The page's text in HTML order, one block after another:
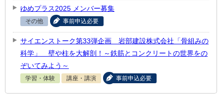
ゆめプラス2025 メンバー募集
その他 事前申込必要
サイエンストーク第33弾企画 岩部建設株式会社「骨組みの
科学」 壁や柱を大解剖！～鉄筋とコンクリートの世界をの
ぞいてみよう～
学習・体験 講座・講演 事前申込必要